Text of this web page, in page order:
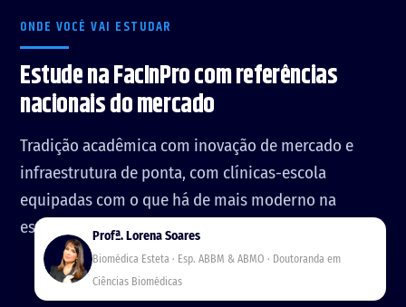
ONDE VOCÊ VAI ESTUDAR
Estude na FacInPro com referências
nacionais do mercado
Tradição acadêmica com inovação de mercado e
infraestrutura de ponta, com clínicas-escola
equipadas com o que há de mais moderno na
estética avançada.
i
g/
ni
a
img/c
oord
enad
or.pn
g
Profª. Lorena Soares
Biomédica Esteta · Esp. ABBM & ABMO · Doutoranda em
Ciências Biomédicas
img/unidade-equipament
o.png
1:1